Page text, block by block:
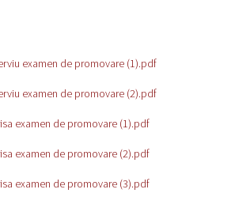
examen de promovare (1).pdf
examen de promovare (2).pdf
examen de promovare (1).pdf
examen de promovare (2).pdf
examen de promovare (3).pdf